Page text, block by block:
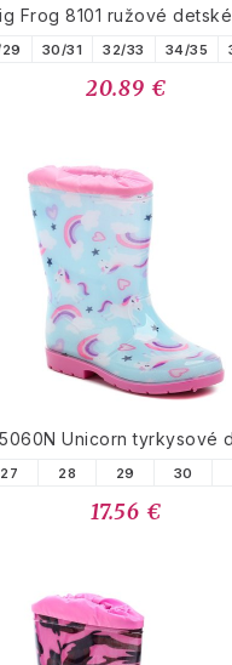
Frog 8101 ružové
30/31 32/33 34/35
20.89 €
Unicorn tyrkysové
27 28 29 30
17.56 €